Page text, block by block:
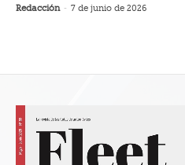
Redacción - 7 de junio de 2026